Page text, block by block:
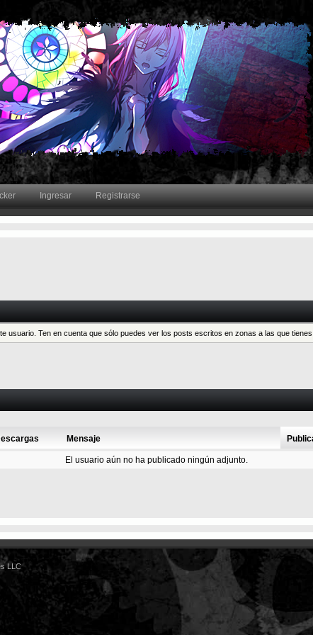
Ingresar Registrarse
usuario. Ten en cuenta que sólo puedes ver los posts escritos en zonas a las que
Mensaje
El usuario aún no ha publicado ningún adjunto.
LLC